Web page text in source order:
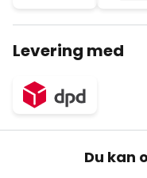
Levering med
Du kan